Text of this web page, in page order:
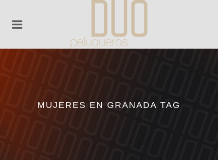
MUJERES EN GRANADA TAG